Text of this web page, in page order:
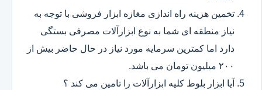
تخمین هزینه راه اندازی مغازه ابزار فروشی با توجه به
نیاز منطقه ای شما به نوع ابزارآلات مصرفی بستگی
دارد اما کمترین سرمایه مورد نیاز در حال حاضر بیش از
۲۰۰ میلیون تومان می باشد.
آیا ابزار بلوط کلیه ابزارآلات را تامین می کند ؟